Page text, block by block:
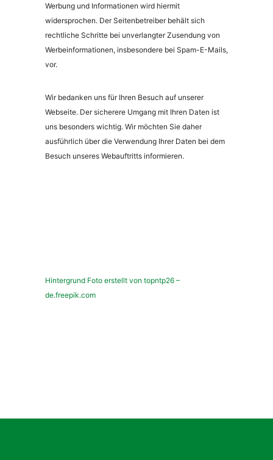
Werbung und Informationen wird hiermit
widersprochen. Der Seitenbetreiber behält sich
rechtliche Schritte bei unverlangter Zusendung von
Werbeinformationen, insbesondere bei Spam-E-Mails,
vor.
Wir bedanken uns für Ihren Besuch auf unserer
Webseite. Der sicherere Umgang mit Ihren Daten ist
uns besonders wichtig. Wir möchten Sie daher
ausführlich über die Verwendung Ihrer Daten bei dem
Besuch unseres Webauftritts informieren.
Hintergrund Foto erstellt von topntp26 –
de.freepik.com